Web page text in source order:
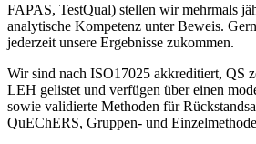
FAPAS, TestQual) stellen wir mehrmals
analytische Kompetenz unter Beweis.
jederzeit unsere Ergebnisse zukommen.
Wir sind nach ISO17025 akkreditiert, QS
LEH gelistet und verfügen über einen
sowie validierte Methoden für
QuEChERS, Gruppen- und